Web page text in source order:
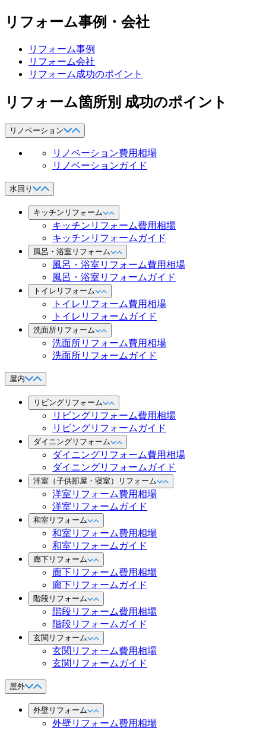
リフォーム事例・会社
リフォーム事例
リフォーム会社
リフォーム成功のポイント
リフォーム箇所別 成功のポイント
リノベーション
リノベーション費用相場
リノベーションガイド
水回り
キッチンリフォーム
キッチンリフォーム費用相場
キッチンリフォームガイド
風呂・浴室リフォーム
風呂・浴室リフォーム費用相場
風呂・浴室リフォームガイド
トイレリフォーム
トイレリフォーム費用相場
トイレリフォームガイド
洗面所リフォーム
洗面所リフォーム費用相場
洗面所リフォームガイド
屋内
リビングリフォーム
リビングリフォーム費用相場
リビングリフォームガイド
ダイニングリフォーム
ダイニングリフォーム費用相場
ダイニングリフォームガイド
洋室（子供部屋・寝室）リフォーム
洋室リフォーム費用相場
洋室リフォームガイド
和室リフォーム
和室リフォーム費用相場
和室リフォームガイド
廊下リフォーム
廊下リフォーム費用相場
廊下リフォームガイド
階段リフォーム
階段リフォーム費用相場
階段リフォームガイド
玄関リフォーム
玄関リフォーム費用相場
玄関リフォームガイド
屋外
外壁リフォーム
外壁リフォーム費用相場